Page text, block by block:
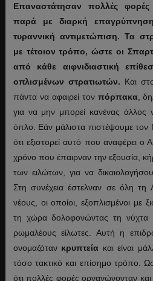
Επαναστάτησαν πολλές
παρά με διαρκή
τυραννική αντιμετώπιση. Τα
με τέτοιον τρόπο, ώστε οι
από κάθε αιφνιδιαστική
οπλισμένων στρατιωτών. Και
πάντα να αφαιρεί τον πόρπακα,
για να μην μπορεί κανένας άλλος
όπλο. Εάν μάλιστα πιστέψουμε τον
ότι εξιστορεί αυτό που αναφέρει ο
χρόνο που έπαιρναν την εξουσία,
των ειλώτων, για να
Στη συνέχεια έστελναν σε όλη τη
νέους, οι οποίοι, εξοπλισμένοι με
τη χώρα δολοφονώντας τη νύχτα
ρωμαλέους είλωτες. Αυτή η
ονομαζόταν κρυπτεία και είναι
τόσο τακτικό και επίσημο τρόπο.
ότι πολλές φορές οργανώνονταν